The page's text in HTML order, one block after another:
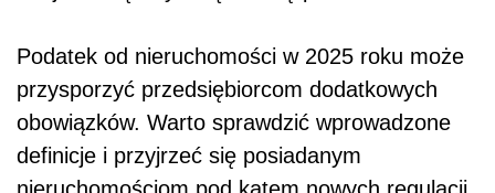
Podatek od nieruchomości w 2025 roku może
przysporzyć przedsiębiorcom dodatkowych
obowiązków. Warto sprawdzić wprowadzone
definicje i przyjrzeć się posiadanym